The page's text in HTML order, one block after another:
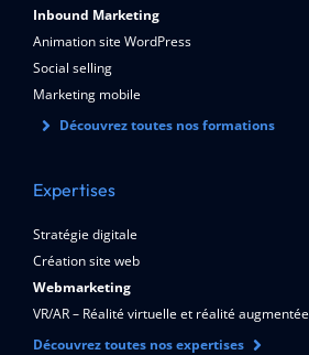
Inbound Marketing
Animation site WordPress
Social selling
Marketing mobile
Découvrez toutes nos formations
Expertises
Stratégie digitale
Création site web
Webmarketing
VR/AR – Réalité virtuelle et réalité augmentée
Découvrez toutes nos expertises